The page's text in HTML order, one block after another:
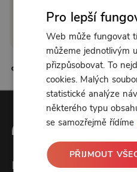
Koupit
Forendors
Pro lepší
Web může fungovat
můžeme jednotlivým
přizpůsobovat. To
cookies. Malých
statistické analýze
některého typu
se samozřejmě řídíme
PŘIJMOUT